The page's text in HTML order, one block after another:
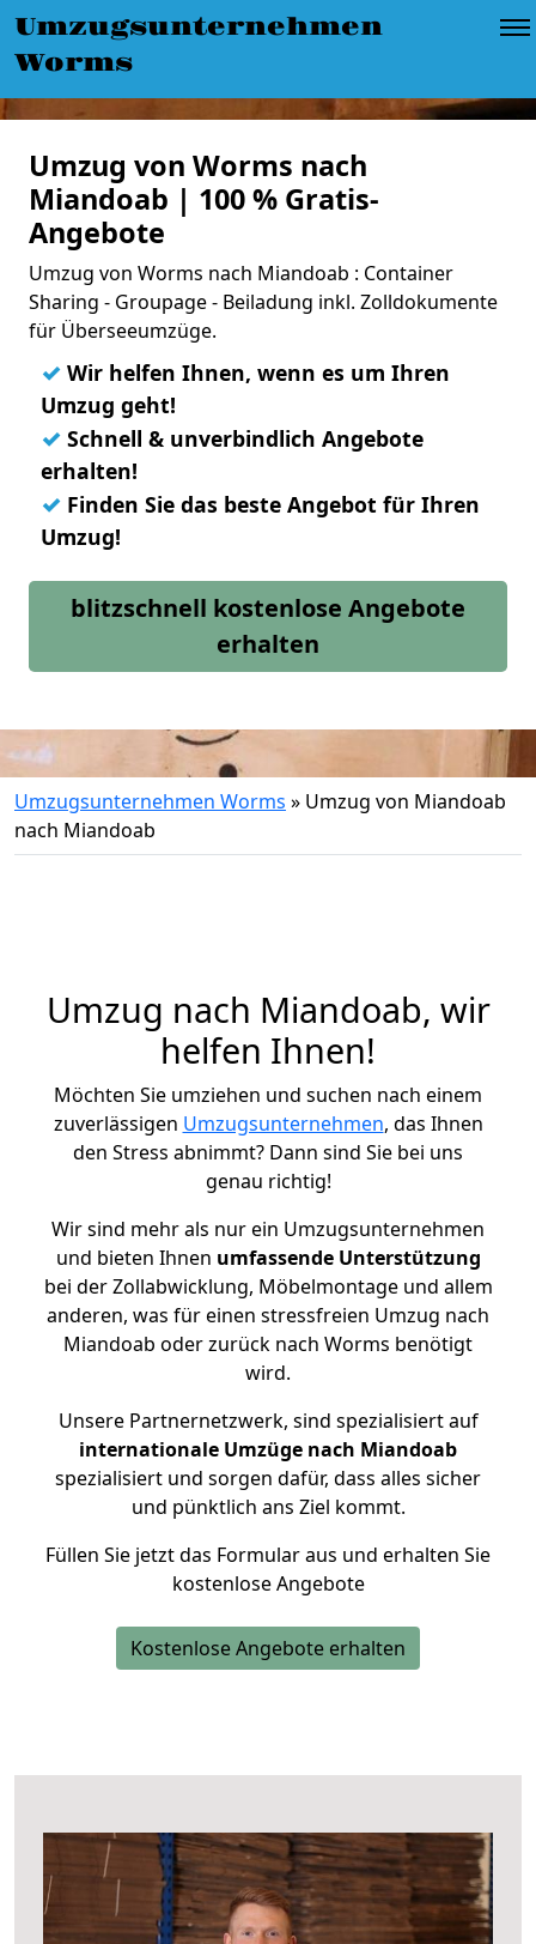
Umzugsunternehmen
Worms
Umzug von Worms nach
Miandoab | 100 % Gratis-
Angebote
Umzug von Worms nach Miandoab : Container
Sharing - Groupage - Beiladung inkl. Zolldokumente
für Überseeumzüge.
✓ Wir helfen Ihnen, wenn es um Ihren
Umzug geht!
✓ Schnell & unverbindlich Angebote
erhalten!
✓ Finden Sie das beste Angebot für Ihren
Umzug!
blitzschnell kostenlose Angebote
erhalten
Umzugsunternehmen Worms » Umzug von Miandoab
nach Miandoab
Umzug nach Miandoab, wir
helfen Ihnen!
Möchten Sie umziehen und suchen nach einem
zuverlässigen Umzugsunternehmen, das Ihnen
den Stress abnimmt? Dann sind Sie bei uns
genau richtig!
Wir sind mehr als nur ein Umzugsunternehmen
und bieten Ihnen umfassende Unterstützung
bei der Zollabwicklung, Möbelmontage und allem
anderen, was für einen stressfreien Umzug nach
Miandoab oder zurück nach Worms benötigt
wird.
Unsere Partnernetzwerk, sind spezialisiert auf
internationale Umzüge nach Miandoab
spezialisiert und sorgen dafür, dass alles sicher
und pünktlich ans Ziel kommt.
Füllen Sie jetzt das Formular aus und erhalten Sie
kostenlose Angebote
Kostenlose Angebote erhalten